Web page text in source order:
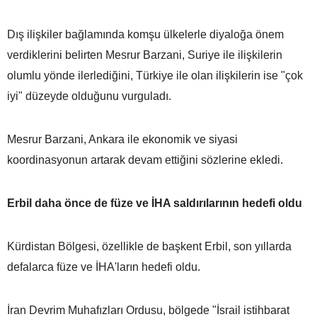
Dış ilişkiler bağlamında komşu ülkelerle diyaloğa önem
verdiklerini belirten Mesrur Barzani, Suriye ile ilişkilerin
olumlu yönde ilerlediğini, Türkiye ile olan ilişkilerin ise "çok
iyi" düzeyde olduğunu vurguladı.
Mesrur Barzani, Ankara ile ekonomik ve siyasi
koordinasyonun artarak devam ettiğini sözlerine ekledi.
Erbil daha önce de füze ve İHA saldırılarının hedefi oldu
Kürdistan Bölgesi, özellikle de başkent Erbil, son yıllarda
defalarca füze ve İHA'ların hedefi oldu.
İran Devrim Muhafızları Ordusu, bölgede "İsrail istihbarat